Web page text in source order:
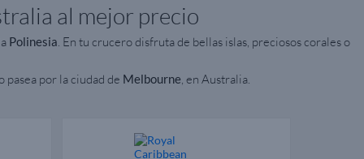
al mejor precio
Polinesia. En tu crucero disfruta de bellas islas, preciosos corales o
pasea por la ciudad de Melbourne, en Australia.